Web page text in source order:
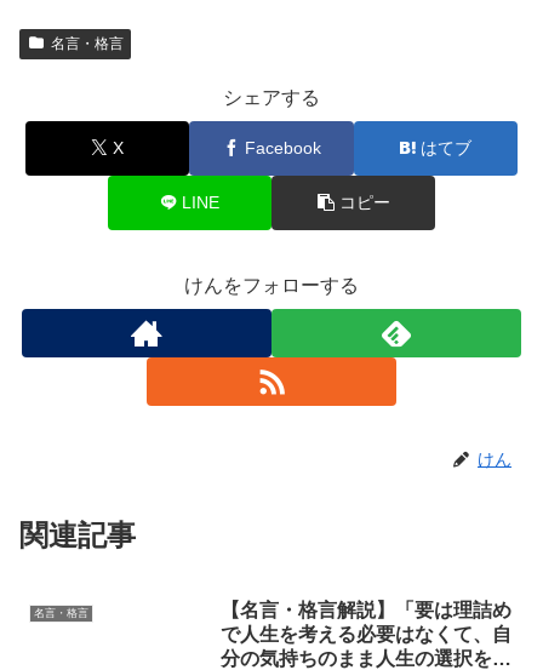
名言・格言
シェアする
X Facebook はてブ
LINE コピー
けんをフォローする
けん
関連記事
名言・格言
【名言・格言解説】「要は理詰め
で人生を考える必要はなくて、自
分の気持ちのまま人生の選択をし